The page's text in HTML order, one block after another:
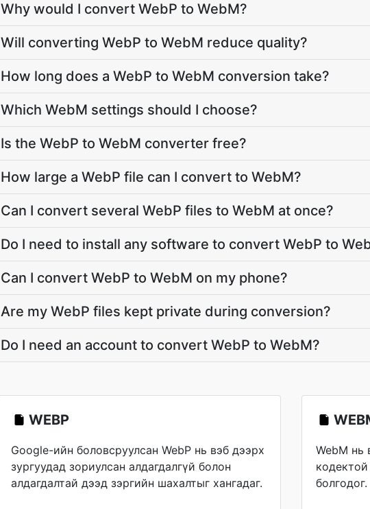
Why would I convert WebP to WebM?
Will converting WebP to WebM reduce quality?
How long does a WebP to WebM conversion take?
Which WebM settings should I choose?
Is the WebP to WebM converter free?
How large a WebP file can I convert to WebM?
Can I convert several WebP files to WebM at once?
Do I need to install any software to convert WebP to
Can I convert WebP to WebM on my phone?
Are my WebP files kept private during conversion?
Do I need an account to convert WebP to WebM?
WEBP
Google-ийн боловсруулсан WebP нь вэб дээрх
зургуудад зориулсан алдагдалгүй болон
алдагдалтай дээд зэргийн шахалтыг хангадаг.
WebM нь
болгодог.